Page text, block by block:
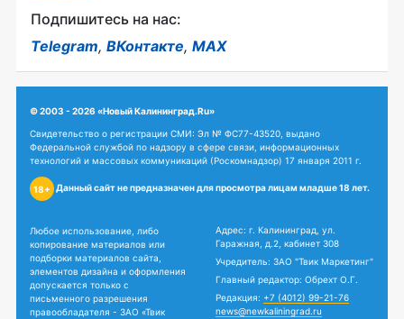
Подпишитесь на нас:
Telegram, ВКонтакте, MAX
© 2003 - 2026 «Новый Калининград.Ru»
Свидетельство о регистрации СМИ: Эл № ФС77-43520, выдано
Федеральной службой по надзору в сфере связи, информационных
технологий и массовых коммуникаций (Роскомнадзор) 17 января 2011 г.
18+ Данный сайт не предназначен для просмотра лицам младше 18 лет.
Любое использование, либо
копирование материалов или
подборки материалов сайта,
элементов дизайна и оформления
допускается только с
письменного разрешения
правообладателя - ЗАО «Твик
Адрес: г. Калининград, ул.
Гаражная, д.2, кабинет 308
Учредитель: ЗАО "Твик Маркетинг"
Главный редактор: Обрехт О.Г.
Редакция: +7 (4012) 99-21-76
news@newkaliningrad.ru